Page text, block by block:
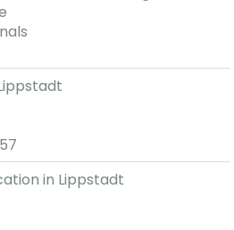
in Lippstadt